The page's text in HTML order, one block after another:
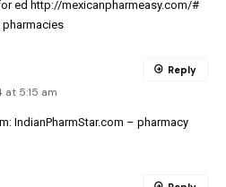
ed http://mexicanpharmeasy.com/#
at 5:15 am
IndianPharmStar.com – pharmacy
Reply